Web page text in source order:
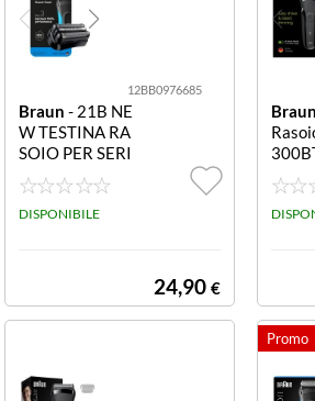
12BB0976685
Braun - 21B NE
W TESTINA RA
SOIO PER SERI
E 3
DISPONIBILE
24,90 €
Braun
a
o Da
-